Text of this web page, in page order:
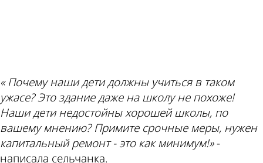
« Почему наши дети должны учиться в таком
ужасе? Это здание даже на школу не похоже!
Наши дети недостойны хорошей школы, по
вашему мнению? Примите срочные меры, нужен
капитальный ремонт - это как минимум!»-
написала сельчанка.